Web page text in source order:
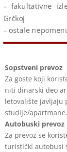
– fakultativne
Grčkoj
– ostale
Sopstveni prevoz
Za goste koji
niti dinarski deo
letovalište javljaju
studije/apartmane.
Autobuski prevoz
Za prevoz se
turistički autobusi